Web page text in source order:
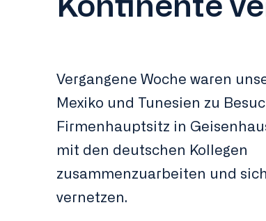
Kontinente
Vergangene Woche waren
Mexiko und Tunesien zu
Firmenhauptsitz in
mit den deutschen Kollegen
zusammenzuarbeiten und
vernetzen.